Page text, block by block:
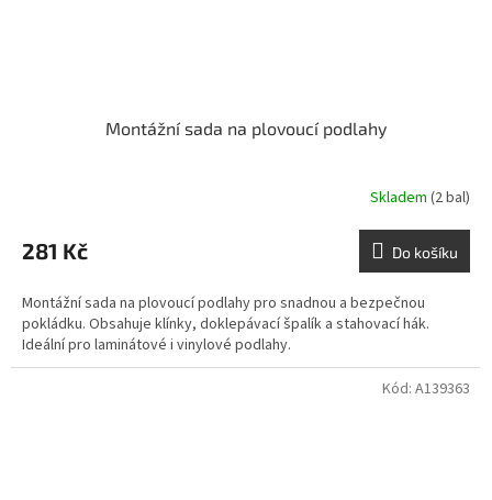
Montážní sada na plovoucí podlahy
Skladem (2 bal)
281 Kč Do košíku
Montážní sada na plovoucí podlahy pro snadnou a bezpečnou
pokládku. Obsahuje klínky, doklepávací špalík a stahovací hák.
Ideální pro laminátové i vinylové podlahy.
Kód: A139363